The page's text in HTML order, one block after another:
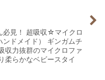
必見！ 超吸収☆マイクロ
ンドメイド） ギンガムチ
収力抜群のマイクロファ
柔らかなベビースタイ